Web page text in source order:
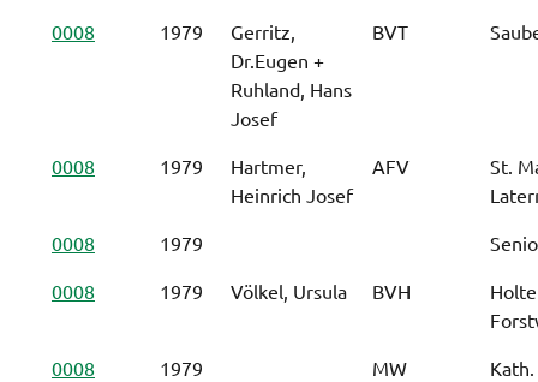
0008 1979
Gerritz,
Dr.Eugen +
Ruhland, Hans
Josef
BVT
0008 1979
Hartmer,
Heinrich Josef
AFV
St.
0008
1979
0008
1979 Völkel, Ursula BVH
0008
1979 MW